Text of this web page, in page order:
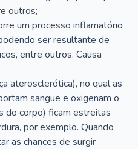
outros;
um processo inflamatório
ser resultante de
entre outros. Causa
aterosclerótica), no qual as
sangue e oxigenam o
do corpo) ficam estreitas
por exemplo. Quando
as chances de surgir